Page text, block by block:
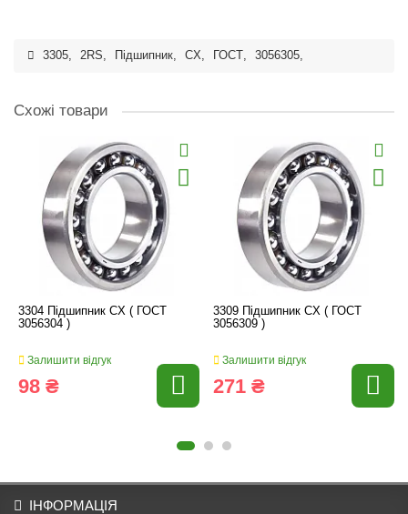
3305, 2RS, Підшипник, CX, ГОСТ , 3056305,
Схожі товари
3304 Підшипник CX ( ГОСТ
3056304 )
Залишити відгук
98 ₴
3309 Підшипник CX ( ГОСТ
3056309 )
Залишити відгук
271 ₴
ІНФОРМАЦІЯ